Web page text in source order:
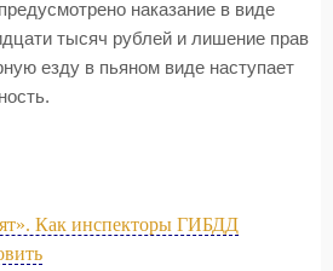
наказание в виде
тысяч рублей и лишение прав
езду в пьяном виде наступает
Как инспекторы ГИБДД